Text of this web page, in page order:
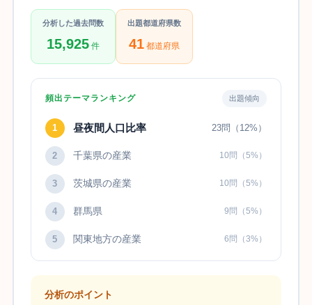
分析した過去問数
15,925件
出題都道府県数
41都道府県
頻出テーマランキング 出題傾向
1 昼夜間人口比率 23問（12%）
2 千葉県の産業 10問（5%）
3 茨城県の産業 10問（5%）
4 群馬県 9問（5%）
5 関東地方の産業 6問（3%）
分析のポイント